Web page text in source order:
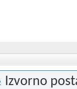
Izvorno